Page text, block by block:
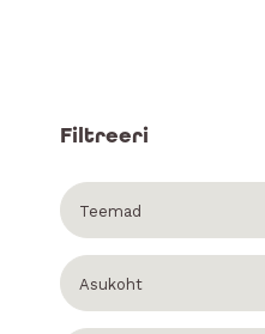
Filtreeri
Teemad
Asukoht